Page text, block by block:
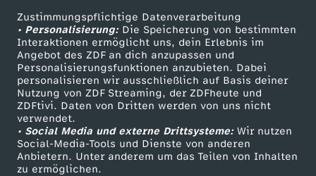
Zustimmungspflichtige Datenverarbeitung
• Personalisierung:Die Speicherung von bestimmten
Interaktionen ermöglicht uns, dein Erlebnis im
Angebot des ZDF an dich anzupassen und
Personalisierungsfunktionen anzubieten. Dabei
personalisieren wir ausschließlich auf Basis deiner
Nutzung von ZDF Streaming, der ZDFheute und
ZDFtivi. Daten von Dritten werden von uns nicht
verwendet.
• Social Media und externe Drittsysteme:Wir nutzen
Social-Media-Tools und Dienste von anderen
Anbietern. Unter anderem um das Teilen von Inhalten
zu ermöglichen.
Livestreams
Sendungen A-Z
TV-Programm
Zuschauerservice
Hilfe
ZDF Unternehmen
Karriere